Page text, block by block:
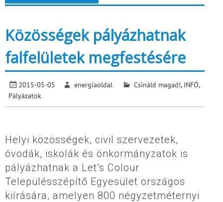
Közösségek pályázhatnak
falfelületek megfestésére
2015-05-05 energiaoldal Csináld magad!, INFÓ,
Pályázatok
Helyi közösségek, civil szervezetek,
óvodák, iskolák és önkormányzatok is
pályázhatnak a Let’s Colour
Településszépítő Egyesület országos
kiírására, amelyen 800 négyzetméternyi